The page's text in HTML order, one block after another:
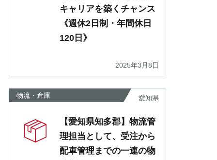
キャリアを築くチャンス
《週休2日制・年間休日
120日》
2025年3月8日
物流・倉庫 愛知県
【愛知県知多郡】物流管
理担当として、受注から
配車管理までの一連の物